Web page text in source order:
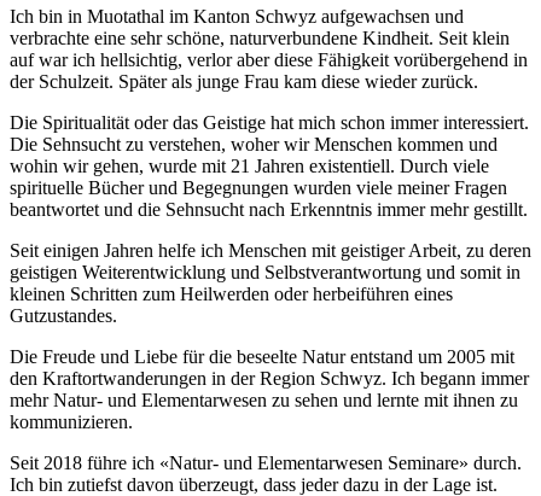
Ich bin in Muotathal im Kanton Schwyz aufgewachsen und
verbrachte eine sehr schöne, naturverbundene Kindheit. Seit klein
auf war ich hellsichtig, verlor aber diese Fähigkeit vorübergehend in
der Schulzeit. Später als junge Frau kam diese wieder zurück.
Die Spiritualität oder das Geistige hat mich schon immer interessiert.
Die Sehnsucht zu verstehen, woher wir Menschen kommen und
wohin wir gehen, wurde mit 21 Jahren existentiell. Durch viele
spirituelle Bücher und Begegnungen wurden viele meiner Fragen
beantwortet und die Sehnsucht nach Erkenntnis immer mehr gestillt.
Seit einigen Jahren helfe ich Menschen mit geistiger Arbeit, zu deren
geistigen Weiterentwicklung und Selbstverantwortung und somit in
kleinen Schritten zum Heilwerden oder herbeiführen eines
Gutzustandes.
Die Freude und Liebe für die beseelte Natur entstand um 2005 mit
den Kraftortwanderungen in der Region Schwyz. Ich begann immer
mehr Natur- und Elementarwesen zu sehen und lernte mit ihnen zu
kommunizieren.
Seit 2018 führe ich «Natur- und Elementarwesen Seminare» durch.
Ich bin zutiefst davon überzeugt, dass jeder dazu in der Lage ist.